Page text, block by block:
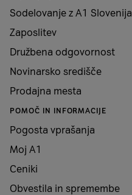
Sodelovanje z A1 Slovenija
Zaposlitev
Družbena odgovornost
Novinarsko središče
Prodajna mesta
POMOČ IN INFORMACIJE
Pogosta vprašanja
Moj A1
Ceniki
Obvestila in spremembe